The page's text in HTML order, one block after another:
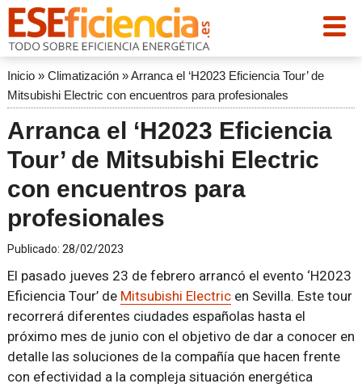
Inicio» Climatización»Arranca el ‘H2023 Eficiencia Tour’ de
Mitsubishi Electric con encuentros para profesionales
Arranca el ‘H2023 Eficiencia
Tour’ de Mitsubishi Electric
con encuentros para
profesionales
Publicado: 28/02/2023
El pasado jueves 23 de febrero arrancó el evento ‘H2023
Eficiencia Tour’ de Mitsubishi Electricen Sevilla. Este tour
recorrerá diferentes ciudades españolas hasta el
próximo mes de junio con el objetivo de dar a conocer en
detalle las soluciones de la compañía que hacen frente
con efectividad a la compleja situación energética